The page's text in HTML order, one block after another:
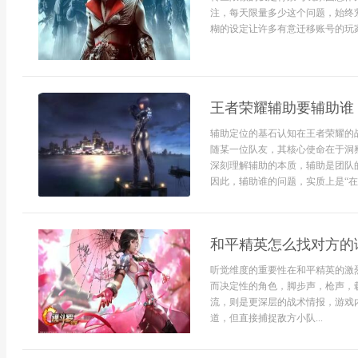
注，每天限量多少这个问题，始
糊的设定让许多有意迁移账号的
王者荣耀辅助要辅助
辅助定位的基石认知在王者荣耀
随某一位队友，其核心使命在于
深刻理解辅助的本质，辅助是团
因此，辅助谁的问题，实质上是“
和平精英怎么找对方
听觉维度的重要性在和平精英的
而决定性的角色，脚步声，枪声
流，则是更深层的战术情报，游戏
道，但直接捕捉敌方小队...